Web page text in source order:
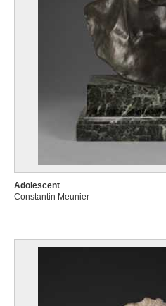
Adolescent
Constantin Meunier